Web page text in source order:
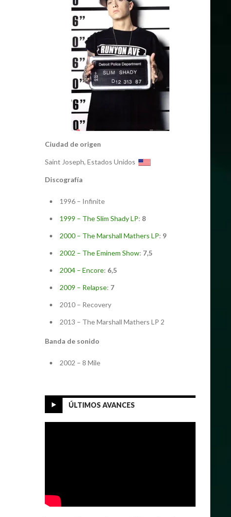
Ciudad de origen
Saint Joseph, Estados Unidos
Discografía
1996 – Infinite
1999 – The Slim Shady LP: 8
2000 – The Marshall Mathers LP: 9
2002 – The Eminem Show: 7,5
2004 – Encore: 6,5
2009 – Relapse: 7
2010 – Recovery
2013 – The Marshall Mathers LP 2
Banda de sonido
2002 – 8 Mile
ÚLTIMOS AVANCES